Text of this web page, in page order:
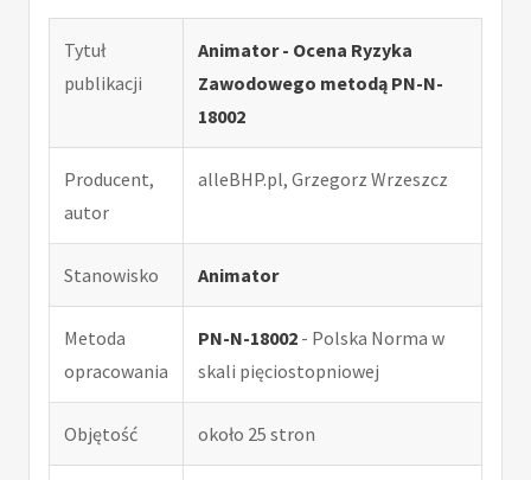
Tytuł
publikacji
Animator - Ocena Ryzyka
Zawodowego metodą PN-N-
18002
Producent,
autor
alleBHP.pl, Grzegorz Wrzeszcz
Stanowisko Animator
Metoda
opracowania
PN-N-18002 - Polska Norma w
skali pięciostopniowej
Objętość około 25 stron